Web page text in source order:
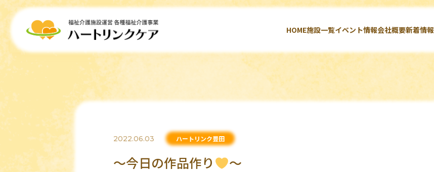
HOME施設一覧イベント情報会社概要新着情報
2022.06.03 ハートリンク豊田
～今日の作品作り ～